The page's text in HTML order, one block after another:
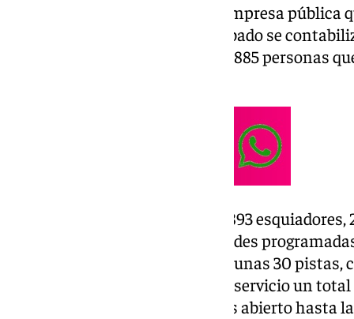
Según datos facilitados por la empresa pública
de Sierra Nevada, Cetursa, el sábado se
esquiadores, 2.911 peatones, y 2.885 personas
Este pasado domingo fueron 6.893
que participaron en las actividades
estipula la apertura prevista de unas 30
23,5 kilómetros, a las que darán servicio un
abierto el telecabina Borreguiles abierto hasta